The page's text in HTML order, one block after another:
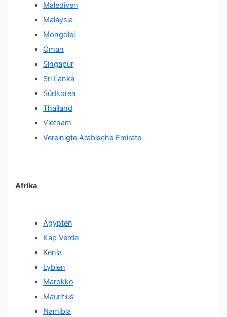
Malediven
Malaysia
Mongolei
Oman
Singapur
Sri Lanka
Südkorea
Thailand
Vietnam
Vereinigte Arabische Emirate
Afrika
Ägypten
Kap Verde
Kenia
Lybien
Marokko
Mauritius
Namibia